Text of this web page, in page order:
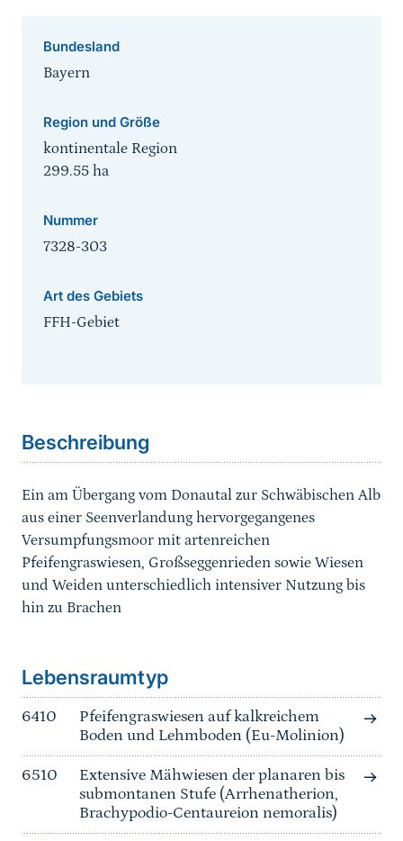
Bundesland
Bayern
Region und Größe
kontinentale Region
299.55 ha
Nummer
7328-303
Art des Gebiets
FFH-Gebiet
Beschreibung
Ein am Übergang vom Donautal zur Schwäbischen Alb
aus einer Seenverlandung hervorgegangenes
Versumpfungsmoor mit artenreichen
Pfeifengraswiesen, Großseggenrieden sowie Wiesen
und Weiden unterschiedlich intensiver Nutzung bis
hin zu Brachen
Lebensraumtyp
6410
Pfeifengraswiesen auf kalkreichem
Boden und Lehmboden (Eu-Molinion)
6510
Extensive Mähwiesen der planaren bis
submontanen Stufe (Arrhenatherion,
Brachypodio-Centaureion nemoralis)